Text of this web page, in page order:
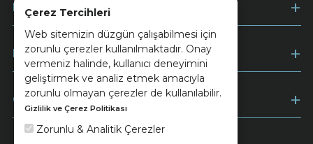
Çerez Tercihleri
Web sitemizin düzgün çalışabilmesi için
zorunlu çerezler kullanılmaktadır. Onay
vermeniz halinde, kullanıcı deneyimini
geliştirmek ve analiz etmek amacıyla
zorunlu olmayan çerezler de kullanılabilir.
Gizlilik ve Çerez Politikası
Zorunlu & Analitik Çerezler
Kurumsal
Müşteri Hizmetleri
Ödeme